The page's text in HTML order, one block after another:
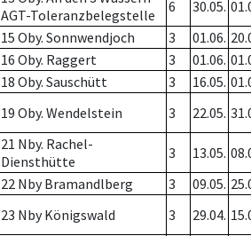
AGT-Toleranzbelegstelle
6 30.05.
15 Oby. Sonnwendjoch 3 01.06.
16 Oby. Raggert 3 01.06.
18 Oby. Sauschütt 3 16.05.
19 Oby. Wendelstein 3 22.05.
21 Nby. Rachel-
Diensthütte
3 13.05.
22 Nby Bramandlberg 3 09.05.
23 Nby Königswald 3 29.04.